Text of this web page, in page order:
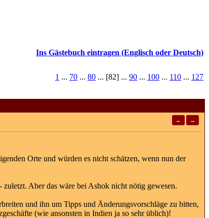
Ins Gästebuch eintragen (Englisch oder Deutsch)
1 ... 70 ... 80 ... [82] ... 90 ... 100 ... 110 ... 127
← →
Orte und würden es nicht schätzen, wenn nun der
Aber das wäre bei Ashok nicht nötig gewesen.
und ihn um Tipps und Änderungsvorschläge zu bitten,
(wie ansonsten in Indien ja so sehr üblich)!